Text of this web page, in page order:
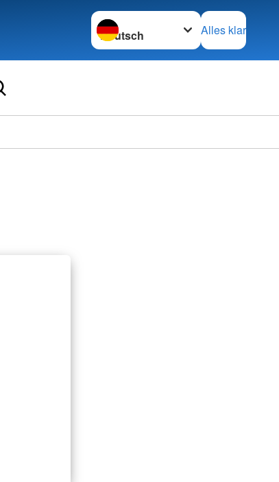
Sprache wechseln zu
Alles klar